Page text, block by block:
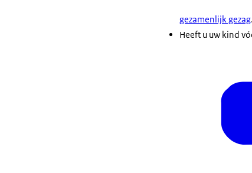
gezamenlijk gezag.
Heeft u uw kind